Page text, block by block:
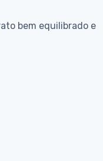
bem equilibrado e